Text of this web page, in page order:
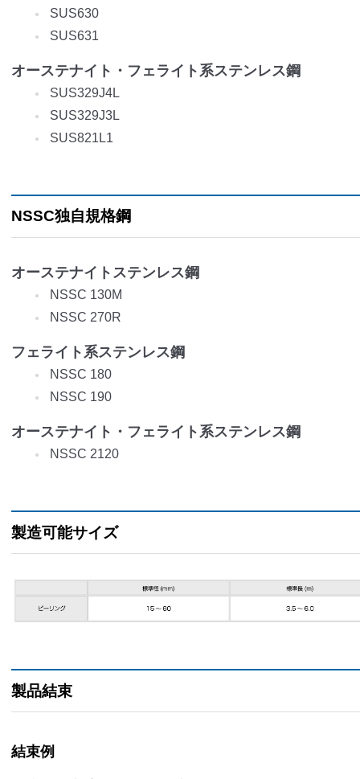
SUS630
SUS631
オーステナイト・フェライト系ステンレス鋼
SUS329J4L
SUS329J3L
SUS821L1
NSSC独自規格鋼
オーステナイトステンレス鋼
NSSC 130M
NSSC 270R
フェライト系ステンレス鋼
NSSC 180
NSSC 190
オーステナイト・フェライト系ステンレス鋼
NSSC 2120
製造可能サイズ
製品結束
結束例